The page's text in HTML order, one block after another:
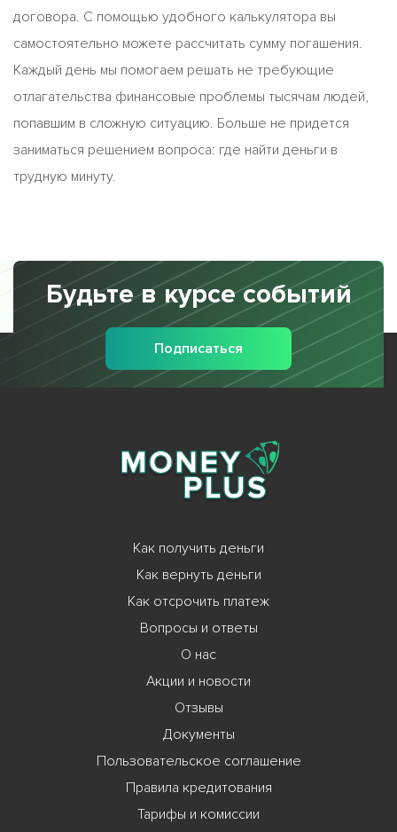
договора. С помощью удобного калькулятора вы
самостоятельно можете рассчитать сумму погашения.
Каждый день мы помогаем решать не требующие
отлагательства финансовые проблемы тысячам людей,
попавшим в сложную ситуацию. Больше не придется
заниматься решением вопроса: где найти деньги в
трудную минуту.
Будьте в курсе событий
Подписаться
Как получить деньги
Как вернуть деньги
Как отсрочить платеж
Вопросы и ответы
О нас
Акции и новости
Отзывы
Документы
Пользовательское соглашение
Правила кредитования
Тарифы и комиссии